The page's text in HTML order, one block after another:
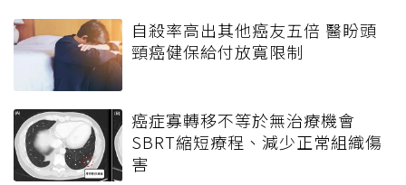
自殺率高出其他癌友五倍 醫盼頭
頸癌健保給付放寬限制
癌症寡轉移不等於無治療機會
SBRT縮短療程、減少正常組織傷
害